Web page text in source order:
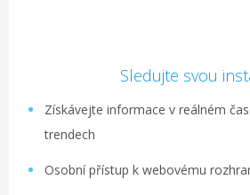
Sledujte svou
Získávejte informace v reálném
trendech
Osobní přístup k webovému